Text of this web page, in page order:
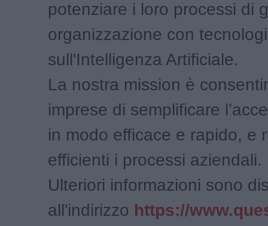
potenziare i loro processi di
organizzazione con
sull'Intelligenza Artificiale.
La nostra mission è
imprese di semplificare
in modo efficace e rapido, e
efficienti i processi aziendali.
Ulteriori informazioni sono
all'indirizzo https://